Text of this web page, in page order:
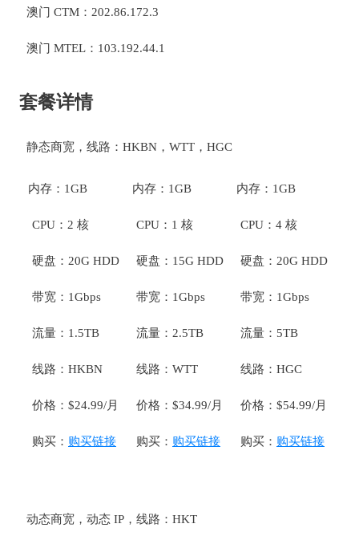
澳门 CTM：202.86.172.3
澳门 MTEL：103.192.44.1
套餐详情
静态商宽，线路：HKBN，WTT，HGC
内存：1GB
CPU：2 核
硬盘：20G HDD
带宽：1Gbps
流量：1.5TB
线路：HKBN
价格：$24.99/月
购买： 购买链接
内存：1GB
CPU：1 核
硬盘：15G HDD
带宽：1Gbps
流量：2.5TB
线路：WTT
价格：$34.99/月
购买： 购买链接
内存：1GB
CPU：4 核
硬盘：20G HDD
带宽：1Gbps
流量：5TB
线路：HGC
价格：$54.99/月
购买： 购买链接
动态商宽，动态 IP，线路：HKT